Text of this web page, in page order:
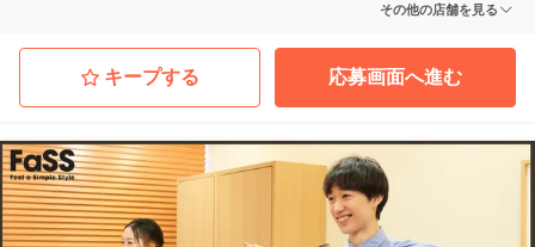
ＱＢハウス（アカデミー）ロジスカット 大阪校
大阪府大阪市北区 (北新地駅 徒歩 6分)
ＱＢハウス（アカデミー）ロジスカット 名古屋校
愛知県名古屋市中村区 (名古屋駅 徒歩 7分)
ＱＢハウス（アカデミー）ロジスカット 仙台校
宮城県仙台市青葉区
(あおば通駅 徒歩 3分)
ＱＢハウス（アカデミー）ロジスカット 広島校
広島県広島市南区 (広島駅 徒歩 5分)
...他
その他の店舗を見る
キープする 応募画面へ進む